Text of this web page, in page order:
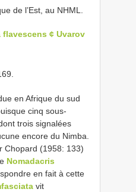
de l’Est, au NHML.
¢ Uvarov
en Afrique du sud
cinq sous-
trois signalées
encore du Nimba.
Chopard (1958: 133)
Nomadacris
en fait à cette
vit